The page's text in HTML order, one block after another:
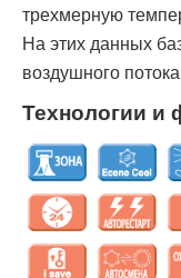
трехмерную
На этих данных
воздушного
Технологии и